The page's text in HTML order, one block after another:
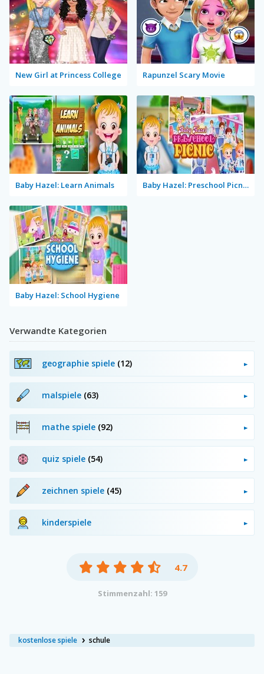
kostenlose spiele schule
New Girl at Princess College Rapunzel Scary Movie
Baby Hazel: Learn Animals Baby Hazel: Preschool Picnic
Baby Hazel: School Hygiene
Verwandte Kategorien
geographie spiele (12)
malspiele (63)
mathe spiele (92)
quiz spiele (54)
zeichnen spiele (45)
kinderspiele
4.7
Stimmenzahl: 159